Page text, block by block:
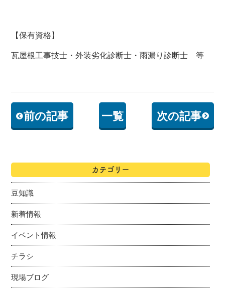
【保有資格】
瓦屋根工事技士・外装劣化診断士・雨漏り診断士 等
前の記事 一覧 次の記事
カテゴリー
豆知識
新着情報
イベント情報
チラシ
現場ブログ